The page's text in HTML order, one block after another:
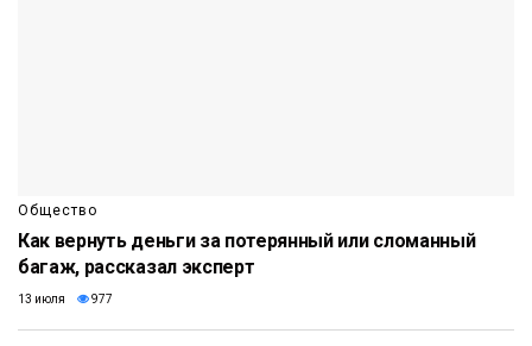
Общество
Как вернуть деньги за потерянный или сломанный
багаж, рассказал эксперт
13 июля 977